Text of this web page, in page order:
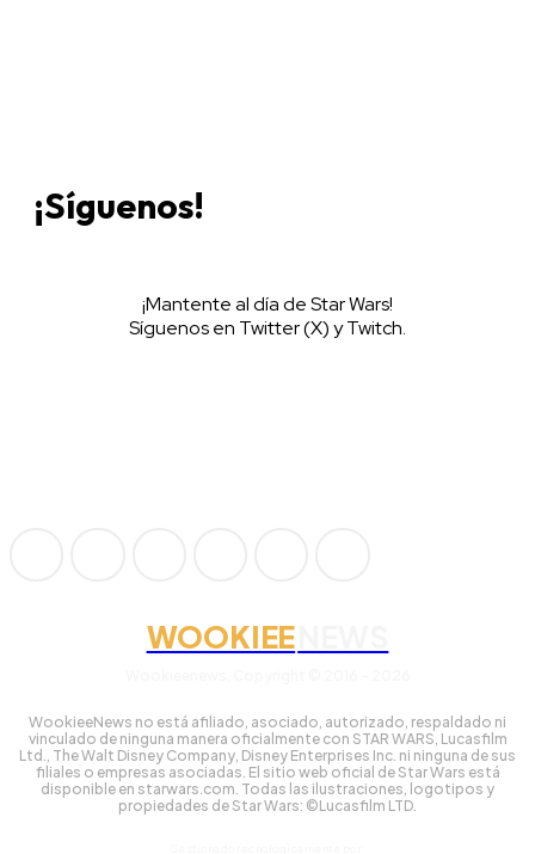
¡Síguenos!
¡Mantente al día de Star Wars!
Síguenos en Twitter (X) y Twitch.
WOOKIEE
WookieeNews no está afiliado, asociado, autorizado, respaldado ni
vinculado de ninguna manera oficialmente con STAR WARS, Lucasfilm
Ltd., The Walt Disney Company, Disney Enterprises Inc. ni ninguna de sus
filiales o empresas asociadas. El sitio web oficial de Star Wars está
disponible en starwars.com. Todas las ilustraciones, logotipos y
propiedades de Star Wars: ©Lucasfilm LTD.